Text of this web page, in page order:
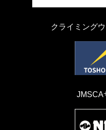
クライミング
JMSCA